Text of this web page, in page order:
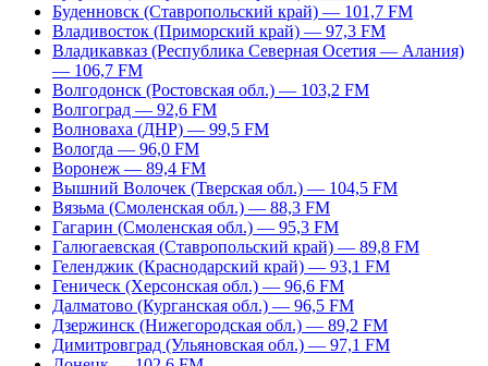
Буденновск (Ставропольский край) — 101,7 FM
Владивосток (Приморский край) — 97,3 FM
Владикавказ (Республика Северная Осетия — Алания)
— 106,7 FM
Волгодонск (Ростовская обл.) — 103,2 FM
Волгоград — 92,6 FM
Волноваха (ДНР) — 99,5 FM
Вологда — 96,0 FM
Воронеж — 89,4 FM
Вышний Волочек (Тверская обл.) — 104,5 FM
Вязьма (Смоленская обл.) — 88,3 FM
Гагарин (Смоленская обл.) — 95,3 FM
Галюгаевская (Ставропольский край) — 89,8 FM
Геленджик (Краснодарский край) — 93,1 FM
Геническ (Херсонская обл.) — 96,6 FM
Далматово (Курганская обл.) — 96,5 FM
Дзержинск (Нижегородская обл.) — 89,2 FM
Димитровград (Ульяновская обл.) — 97,1 FM